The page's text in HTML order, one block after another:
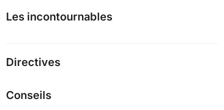
Les incontournables
Directives
Conseils